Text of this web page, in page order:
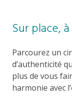
Sur place,
Parcourez un
d’authenticité
plus de vous
harmonie avec